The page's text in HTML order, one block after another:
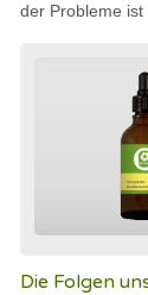
der Probleme ist
Die Folgen